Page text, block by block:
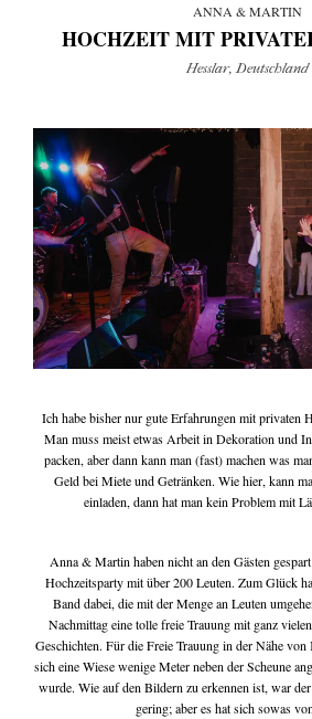
write me
tipps & workshops
ANNA & MARTIN
HOCHZEIT MIT
Hesslar, Deutschland
Ich habe bisher nur gute Erfahrungen mit privaten
Man muss meist etwas Arbeit in Dekoration und
packen, aber dann kann man (fast) machen was
Geld bei Miete und Getränken. Wie hier, kann
einladen, dann hat man kein Problem mit
Anna & Martin haben nicht an den Gästen
Hochzeitsparty mit über 200 Leuten. Zum Glück
Band dabei, die mit der Menge an Leuten
Nachmittag eine tolle freie Trauung mit ganz
Geschichten. Für die Freie Trauung in der Nähe
sich eine Wiese wenige Meter neben der Scheune
wurde. Wie auf den Bildern zu erkennen ist, war
gering; aber es hat sich sowas